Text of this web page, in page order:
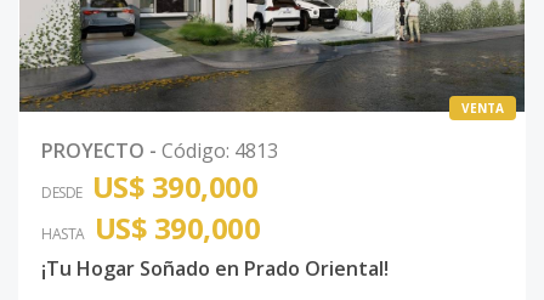
VENTA
PROYECTO - Código: 4813
DESDE US$ 390,000
HASTA US$ 390,000
¡Tu Hogar Soñado en Prado Oriental!